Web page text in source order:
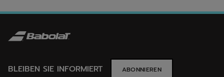
BLEIBEN SIE INFORMIERT ABONNIEREN